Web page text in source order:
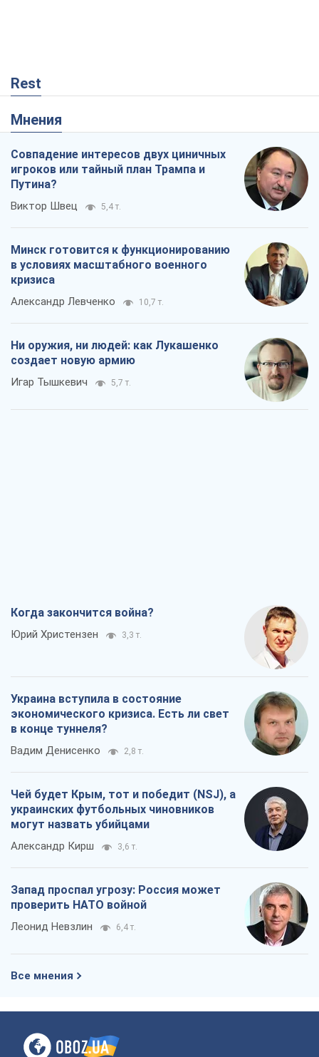
Rest
Мнения
Совпадение интересов двух циничных
игроков или тайный план Трампа и
Путина?
Виктор Швец 5,4 т.
Минск готовится к функционированию
в условиях масштабного военного
кризиса
Александр Левченко 10,7 т.
Ни оружия, ни людей: как Лукашенко
создает новую армию
Игар Тышкевич 5,7 т.
Когда закончится война?
Юрий Христензен 3,3 т.
Украина вступила в состояние
экономического кризиса. Есть ли свет
в конце туннеля?
Вадим Денисенко 2,8 т.
Чей будет Крым, тот и победит (NSJ), а
украинских футбольных чиновников
могут назвать убийцами
Александр Кирш 3,6 т.
Запад проспал угрозу: Россия может
проверить НАТО войной
Леонид Невзлин 6,4 т.
Все мнения